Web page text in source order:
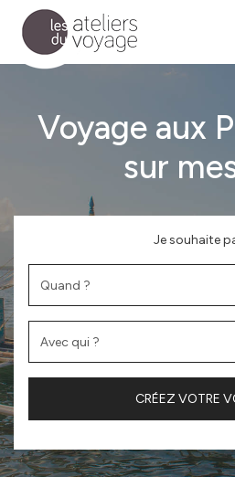
Aller au contenu principal
Voyage aux
sur
Je souhaite
CRÉEZ VOTRE